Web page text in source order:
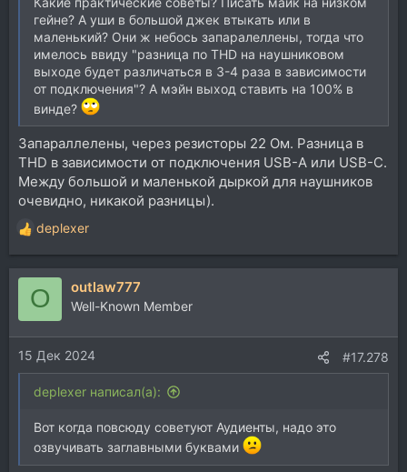
гейне? А уши в большой джек втыкать или в
маленький? Они ж небось запаралеллены, тогда что
имелось ввиду "разница по THD на наушниковом
выходе будет различаться в 3-4 раза в зависимости
от подключения"? А мэйн выход ставить на 100% в
винде?
Запараллелены, через резисторы 22 Ом. Разница в
THD в зависимости от подключения USB-A или USB-C.
Между большой и маленькой дыркой для наушников
очевидно, никакой разницы).
Р
е
а
и
и
:
deplexer
O outlaw777
Well-Known Member
15 Дек 2024 #17.278
deplexer написал(а):
Вот когда повсюду советуют Аудиенты, надо это
озвучивать заглавными буквами